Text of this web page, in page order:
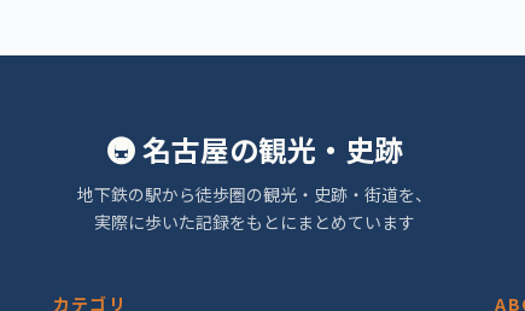
🚇 名古屋の観光・史跡
地下鉄の駅から徒歩圏の観光・史跡・街道を、
実際に歩いた記録をもとにまとめています
カテゴリ